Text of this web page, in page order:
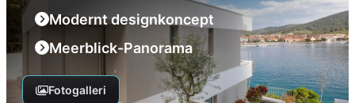
Modernt designkoncept
Meerblick-Panorama
Fotogalleri